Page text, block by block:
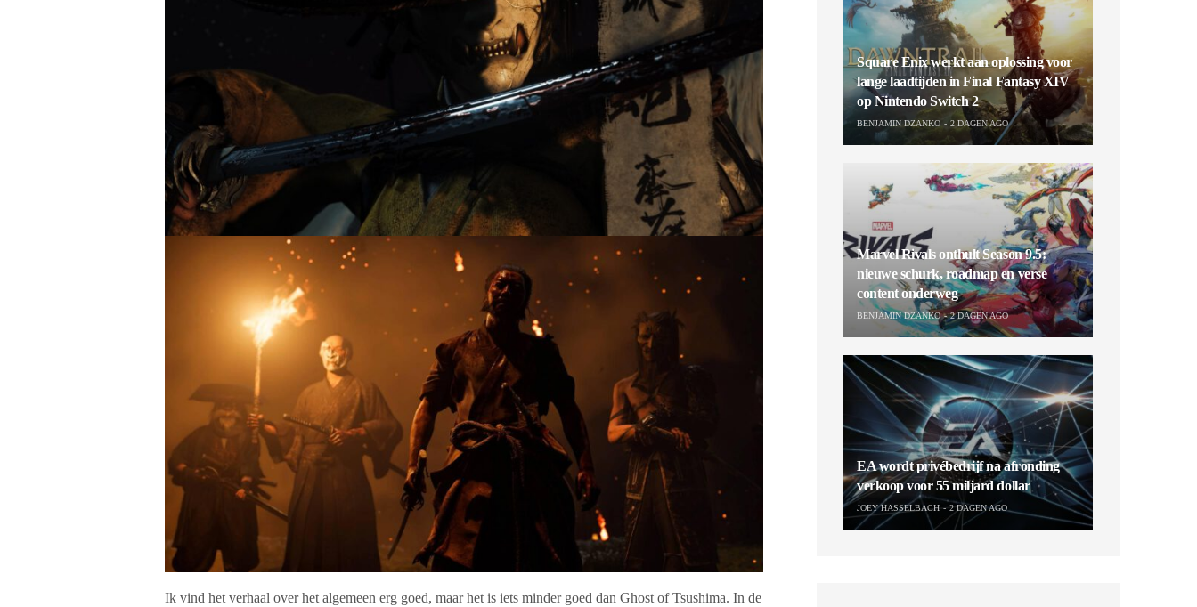
Ik vind het verhaal over het algemeen erg goed, maar het is iets minder goed dan Ghost of Tsushima. In de
Square Enix werkt aan oplossing voor
lange laadtijden in Final Fantasy XIV
op Nintendo Switch 2
BENJAMIN DZANKO 2 DAGEN AGO
Marvel Rivals onthult Season 9.5:
nieuwe schurk, roadmap en verse
content onderweg
BENJAMIN DZANKO 2 DAGEN AGO
EA wordt privébedrijf na afronding
verkoop voor 55 miljard dollar
JOEY HASSELBACH 2 DAGEN AGO